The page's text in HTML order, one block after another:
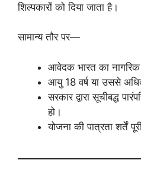
शिल्पकारों को दिया जाता है।
सामान्य तौर पर—
आवेदक भारत का नागरिक
आयु 18 वर्ष या उससे
सरकार द्वारा सूचीबद्ध
हो।
योजना की पात्रता शर्तें